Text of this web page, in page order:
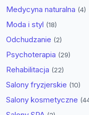
Medycyna naturalna (4)
Moda i styl (18)
Odchudzanie (2)
Psychoterapia (29)
Rehabilitacja (22)
Salony fryzjerskie (10)
Salony kosmetyczne